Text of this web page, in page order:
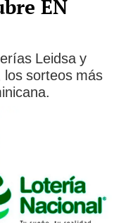
EN
Leidsa y
los sorteos más